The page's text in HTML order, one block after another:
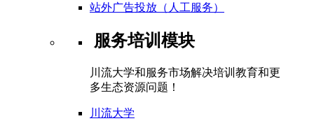
站外广告投放（人工服务）
服务培训模块
川流大学和服务市场解决培训教育和更
多生态资源问题！
川流大学